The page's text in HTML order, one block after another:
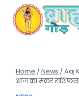
content
Home / News / Aaj
आज का मकर राशिफल